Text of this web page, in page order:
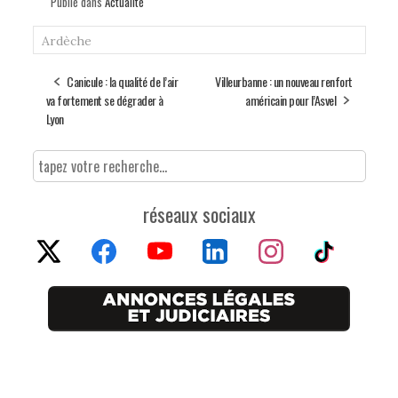
Ardèche
Canicule : la qualité de l’air
va fortement se dégrader à
Lyon
Villeurbanne : un nouveau renfort
américain pour l’Asvel
réseaux sociaux